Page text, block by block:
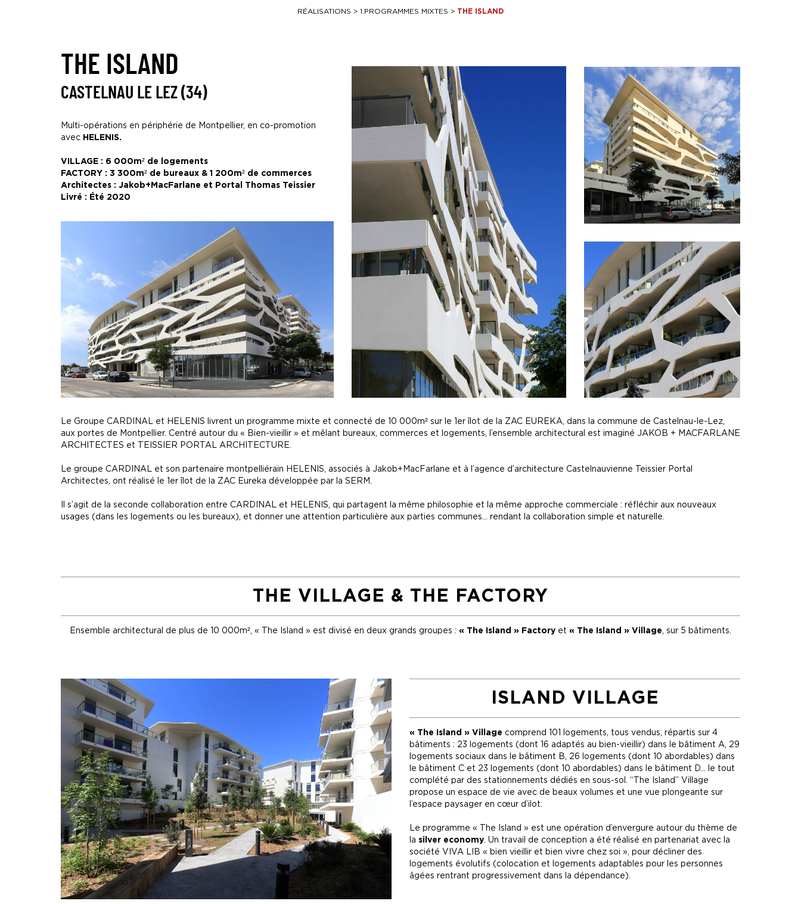
RÉALISATIONS > 1.PROGRAMMES MIXTES > THE ISLAND
THE ISLAND
CASTELNAU LE LEZ (34)
Publié
Avr
Multi-opérations en périphérie de Montpellier, en co-promotion
avec HELENIS.
VILLAGE : 6 000m² de logements
FACTORY : 3 300m² de bureaux & 1 200m² de commerces
Architectes : Jakob+MacFarlane et Portal Thomas Teissier
Livré : Été 2020
Le Groupe CARDINAL et HELENIS livrent un programme mixte et connecté de 10 000m² sur le 1er îlot de la ZAC EUREKA, dans la commune de Castelnau-le-Lez,
aux portes de Montpellier. Centré autour du « Bien-vieillir » et mêlant bureaux, commerces et logements, l’ensemble architectural est imaginé JAKOB + MACFARLANE
ARCHITECTES et TEISSIER PORTAL ARCHITECTURE.
Le groupe CARDINAL et son partenaire montpelliérain HELENIS, associés à Jakob+MacFarlane et à l’agence d’architecture Castelnauvienne Teissier Portal
Architectes, ont réalisé le 1er îlot de la ZAC Eureka développée par la SERM.
Il s’agit de la seconde collaboration entre CARDINAL et HELENIS, qui partagent la même philosophie et la même approche commerciale : réfléchir aux nouveaux
usages (dans les logements ou les bureaux), et donner une attention particulière aux parties communes… rendant la collaboration simple et naturelle.
THE VILLAGE & THE FACTORY
Ensemble architectural de plus de 10 000m², « The Island » est divisé en deux grands groupes : « The Island » Factory et « The Island » Village, sur 5 bâtiments.
ISLAND VILLAGE
« The Island » Village comprend 101 logements, tous vendus, répartis sur 4
bâtiments : 23 logements (dont 16 adaptés au bien-vieillir) dans le bâtiment A, 29
logements sociaux dans le bâtiment B, 26 logements (dont 10 abordables) dans
le bâtiment C et 23 logements (dont 10 abordables) dans le bâtiment D… le tout
complété par des stationnements dédiés en sous-sol. “The Island” Village
propose un espace de vie avec de beaux volumes et une vue plongeante sur
l’espace paysager en cœur d’ilot.
Le programme « The Island » est une opération d’envergure autour du thème de
la silver economy. Un travail de conception a été réalisé en partenariat avec la
société VIVA LIB « bien vieillir et bien vivre chez soi », pour décliner des
logements évolutifs (colocation et logements adaptables pour les personnes
âgées rentrant progressivement dans la dépendance).